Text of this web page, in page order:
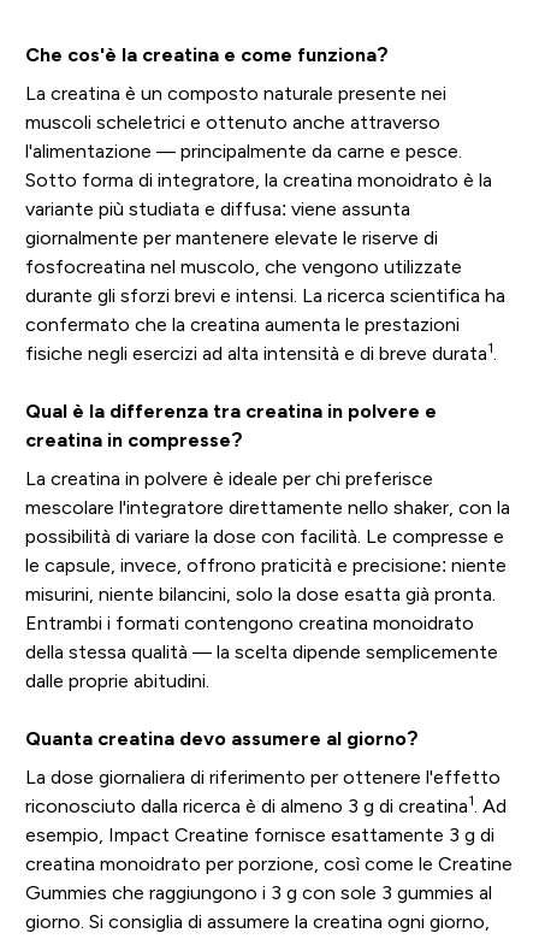
Che cos'è la creatina e come funziona?
La creatina è un composto naturale presente nei
muscoli scheletrici e ottenuto anche attraverso
l'alimentazione — principalmente da carne e pesce.
Sotto forma di integratore, la creatina monoidrato è la
variante più studiata e diffusa: viene assunta
giornalmente per mantenere elevate le riserve di
fosfocreatina nel muscolo, che vengono utilizzate
durante gli sforzi brevi e intensi. La ricerca scientifica ha
confermato che la creatina aumenta le prestazioni
fisiche negli esercizi ad alta intensità e di breve durata1
Qual è la differenza tra creatina in polvere e
creatina in compresse?
La creatina in polvere è ideale per chi preferisce
mescolare l'integratore direttamente nello shaker, con la
possibilità di variare la dose con facilità. Le compresse e
le capsule, invece, offrono praticità e precisione: niente
misurini, niente bilancini, solo la dose esatta già pronta.
Entrambi i formati contengono creatina monoidrato
della stessa qualità — la scelta dipende semplicemente
dalle proprie abitudini.
Quanta creatina devo assumere al giorno?
La dose giornaliera di riferimento per ottenere l'effetto
riconosciuto dalla ricerca è di almeno 3 g di creatina1 . Ad
esempio, Impact Creatine fornisce esattamente 3 g di
creatina monoidrato per porzione, così come le Creatine
Gummies che raggiungono i 3 g con sole 3 gummies al
giorno. Si consiglia di assumere la creatina ogni giorno,